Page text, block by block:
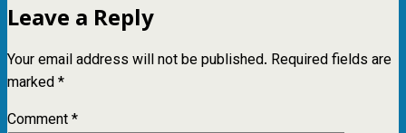
Leave a Reply
Your email address will not be published. Required fields are
marked*
Comment*